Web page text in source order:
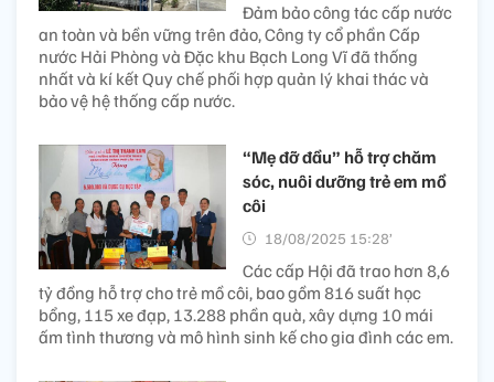
Đảm bảo công tác cấp nước
an toàn và bền vững trên đảo, Công ty cổ phần Cấp
nước Hải Phòng và Đặc khu Bạch Long Vĩ đã thống
nhất và kí kết Quy chế phối hợp quản lý khai thác và
bảo vệ hệ thống cấp nước.
“Mẹ đỡ đầu” hỗ trợ chăm
sóc, nuôi dưỡng trẻ em mồ
côi
18/08/2025 15:28’
Các cấp Hội đã trao hơn 8,6
tỷ đồng hỗ trợ cho trẻ mồ côi, bao gồm 816 suất học
bổng, 115 xe đạp, 13.288 phần quà, xây dựng 10 mái
ấm tình thương và mô hình sinh kế cho gia đình các em.